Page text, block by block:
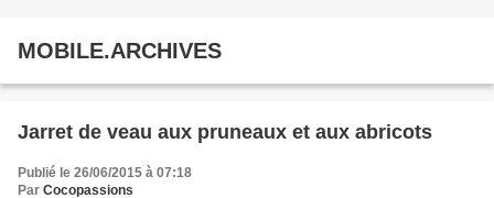
MOBILE.ARCHIVES
Jarret de veau aux pruneaux et aux abricots
Publié le 26/06/2015 à 07:18
Par Cocopassions